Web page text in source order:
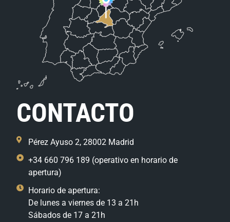
CONTACTO
Pérez Ayuso 2, 28002 Madrid
+34 660 796 189 (operativo en horario de
apertura)
Horario de apertura:
De lunes a viernes de 13 a 21h
Sábados de 17 a 21h